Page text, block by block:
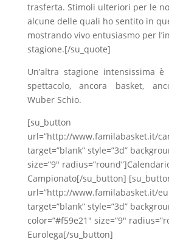
trasferta. Stimoli ulteriori per le
alcune delle quali ho sentito in
mostrando vivo entusiasmo per
stagione.[/su_quote]
Un’altra stagione intensissima
spettacolo, ancora basket,
Wuber Schio.
[su_button
url=”http://www.familabasket.it/
target=”blank” style=”3d”
size=”9″
Campionato[/su_button]
url=”http://www.familabasket.it/
target=”blank” style=”3d”
color=”#f59e21″ size=”9″
Eurolega[/su_button]